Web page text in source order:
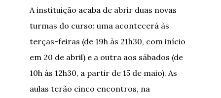
A instituição acaba de abrir duas novas
turmas do curso: uma acontecerá às
terças-feiras (de 19h às 21h30, com início
em 20 de abril) e a outra aos sábados (de
10h às 12h30, a partir de 15 de maio). As
aulas terão cinco encontros, na